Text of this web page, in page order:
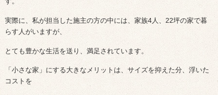
実際に、私が担当した施主の方の中には、家族4人、22坪の家で暮
らす人がいますが、
とても豊かな生活を送り、満足されています。
「小さな家」にする大きなメリットは、サイズを抑えた分、浮いた
コストを